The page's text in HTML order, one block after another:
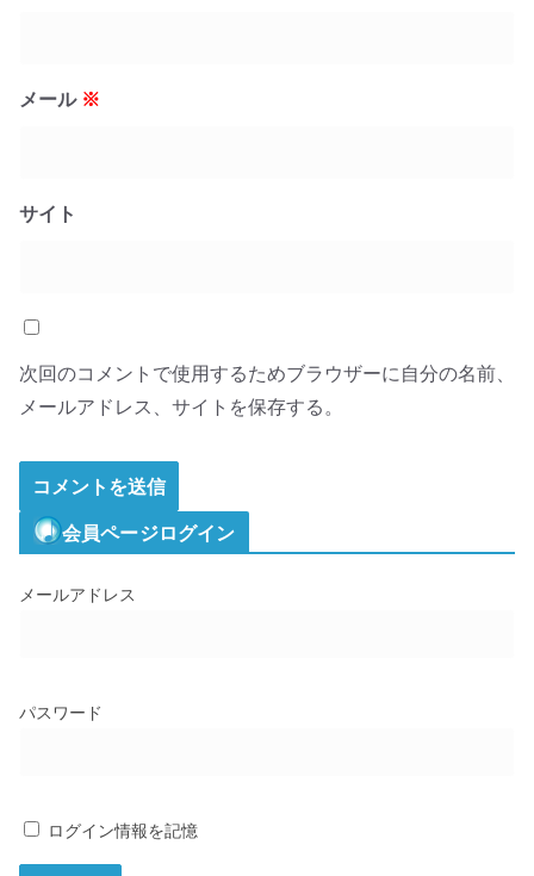
メール ※
サイト
次回のコメントで使用するためブラウザーに自分の名前、
メールアドレス、サイトを保存する。
会員ページログイン
メールアドレス
パスワード
ログイン情報を記憶